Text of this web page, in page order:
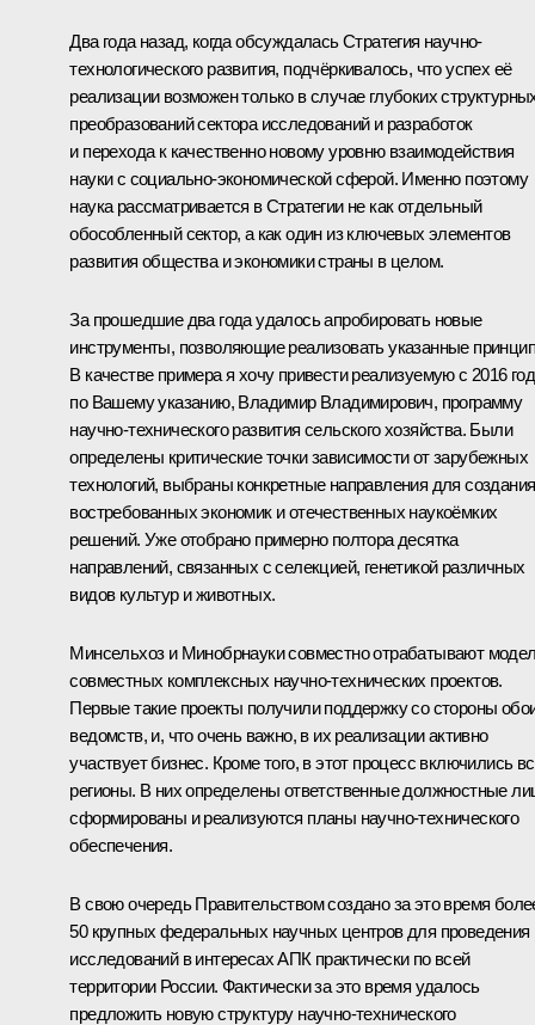
Два года назад, когда обсуждалась Стратегия научно-
технологического развития, подчёркивалось, что успех её
реализации возможен только в случае глубоких
преобразований сектора исследований и разработок
и перехода к качественно новому уровню взаимодействия
науки с социально-экономической сферой. Именно поэтому
наука рассматривается в Стратегии не как отдельный
обособленный сектор, а как один из ключевых элементов
развития общества и экономики страны в целом.
За прошедшие два года удалось апробировать новые
инструменты, позволяющие реализовать указанные
В качестве примера я хочу привести реализуемую с 2016
по Вашему указанию, Владимир Владимирович, программу
научно-технического развития сельского хозяйства. Были
определены критические точки зависимости от зарубежных
технологий, выбраны конкретные направления для создания
востребованных экономик и отечественных наукоёмких
решений. Уже отобрано примерно полтора десятка
направлений, связанных с селекцией, генетикой различных
видов культур и животных.
Минсельхоз и Минобрнауки совместно отрабатывают
совместных комплексных научно-технических проектов.
Первые такие проекты получили поддержку со стороны
ведомств, и, что очень важно, в их реализации активно
участвует бизнес. Кроме того, в этот процесс включились
регионы. В них определены ответственные должностные
сформированы и реализуются планы научно-технического
обеспечения.
В свою очередь Правительством создано за это время
50 крупных федеральных научных центров для проведения
исследований в интересах АПК практически по всей
территории России. Фактически за это время удалось
предложить новую структуру научно-технического